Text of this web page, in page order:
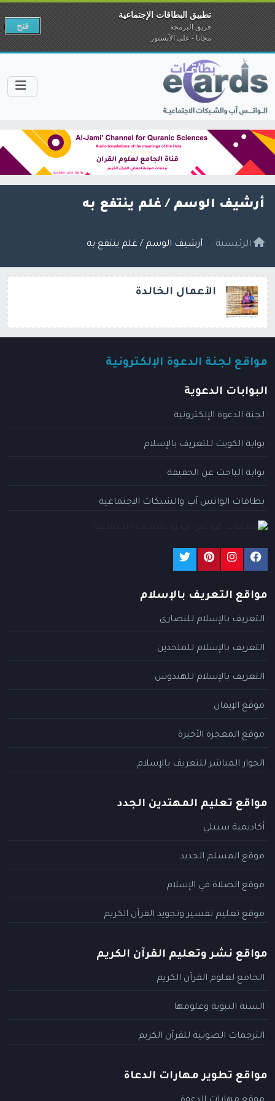
أرشيف الوسم / غلم ينتفع به
الرئيسية أرشيف الوسم / غلم ينتفع به
الأعمال الخالدة
مواقع لجنة الدعوة الإلكترونية
البوابات الدعوية
لجنة الدعوة الإلكترونية
بوابة الكويت للتعريف بالإسلام
بوابة الباحث عن الحقيقة
بطاقات الواتس آب والشبكات الاجتماعية
مواقع التعريف بالإسلام
التعريف بالإسلام للنصارى
التعريف بالإسلام للملحدين
التعريف بالإسلام للهندوس
موقع الإيمان
موقع المعجزة الأخيرة
الحوار المباشر للتعريف بالإسلام
مواقع تعليم المهتدين الجدد
أكاديمية سبيلي
موقع المسلم الجديد
موقع الصلاة في الإسلام
موقع تعليم تفسير وتجويد القرآن الكريم
مواقع نشر وتعليم القرآن الكريم
الجامع لعلوم القرآن الكريم
السنة النبوية وعلومها
الترجمات الصوتية للقرآن الكريم
مواقع تطوير مهارات الدعاة
تطبيق البطاقات الإجتماعية
فريق البرمجة
مجانا - على الآبستور
فتح